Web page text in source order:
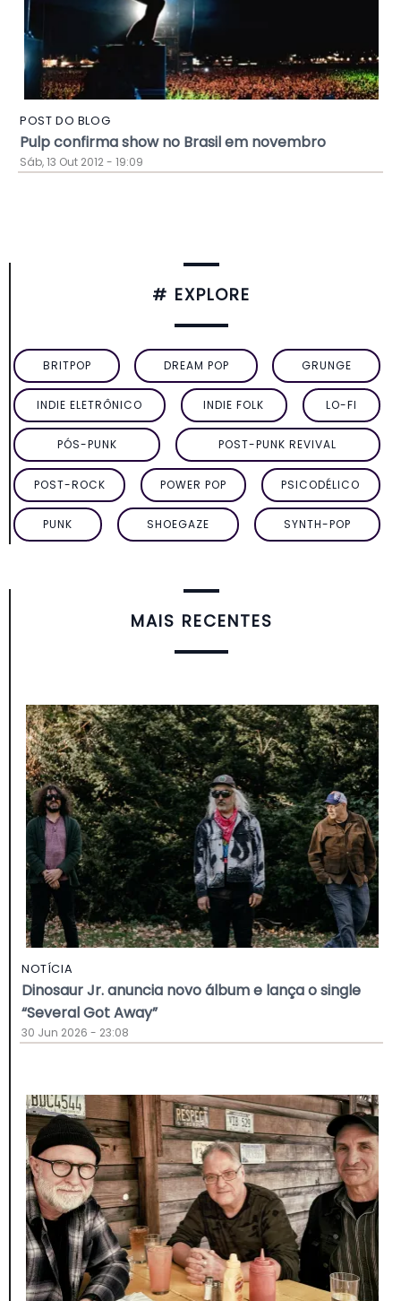
POST DO BLOG
Pulp confirma show no Brasil em novembro
Sáb, 13 Out 2012 - 19:09
# EXPLORE
BRITPOP DREAM POP GRUNGE
INDIE ELETRÔNICO INDIE FOLK LO-FI
PÓS-PUNK POST-PUNK REVIVAL
POST-ROCK POWER POP PSICODÉLICO
PUNK SHOEGAZE SYNTH-POP
MAIS RECENTES
NOTÍCIA
Dinosaur Jr. anuncia novo álbum e lança o single
“Several Got Away”
30 Jun 2026 - 23:08